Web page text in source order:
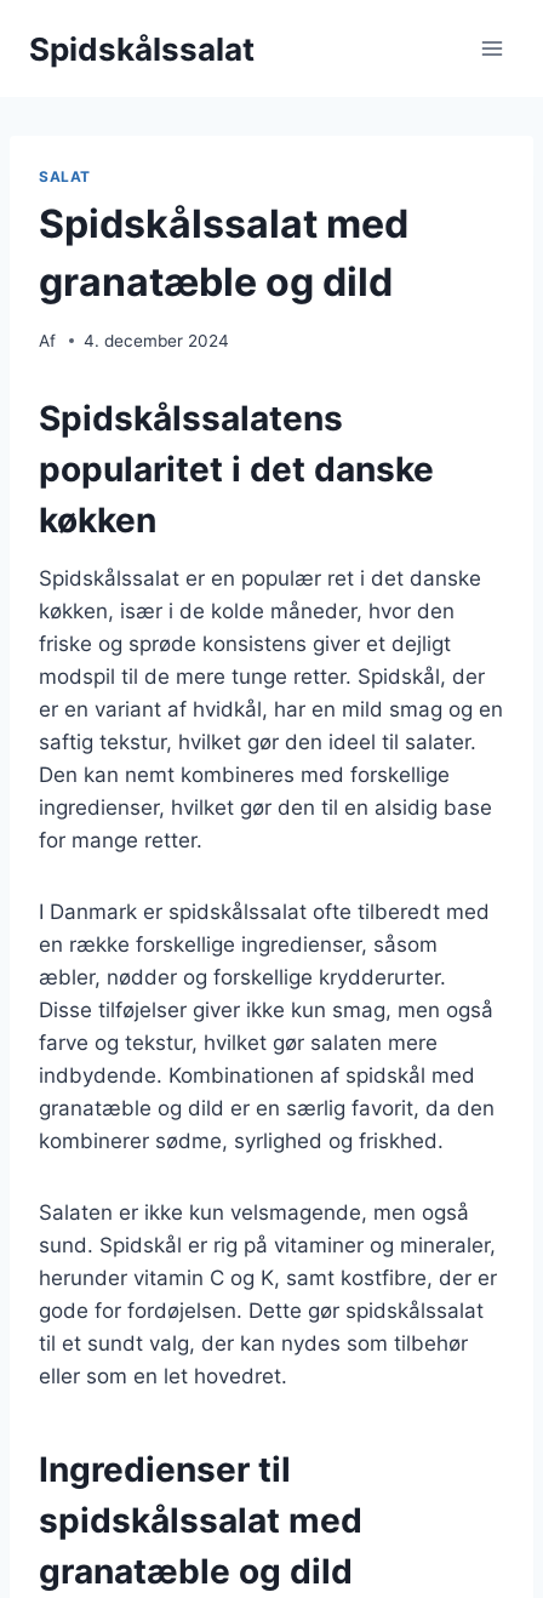
Spidskålssalat
SALAT
Spidskålssalat med
granatæble og dild
Af 4. december 2024
Spidskålssalatens
popularitet i det danske
køkken
Spidskålssalat er en populær ret i det danske
køkken, især i de kolde måneder, hvor den
friske og sprøde konsistens giver et dejligt
modspil til de mere tunge retter. Spidskål, der
er en variant af hvidkål, har en mild smag og en
saftig tekstur, hvilket gør den ideel til salater.
Den kan nemt kombineres med forskellige
ingredienser, hvilket gør den til en alsidig base
for mange retter.
I Danmark er spidskålssalat ofte tilberedt med
en række forskellige ingredienser, såsom
æbler, nødder og forskellige krydderurter.
Disse tilføjelser giver ikke kun smag, men også
farve og tekstur, hvilket gør salaten mere
indbydende. Kombinationen af spidskål med
granatæble og dild er en særlig favorit, da den
kombinerer sødme, syrlighed og friskhed.
Salaten er ikke kun velsmagende, men også
sund. Spidskål er rig på vitaminer og mineraler,
herunder vitamin C og K, samt kostfibre, der er
gode for fordøjelsen. Dette gør spidskålssalat
til et sundt valg, der kan nydes som tilbehør
eller som en let hovedret.
Ingredienser til
spidskålssalat med
granatæble og dild